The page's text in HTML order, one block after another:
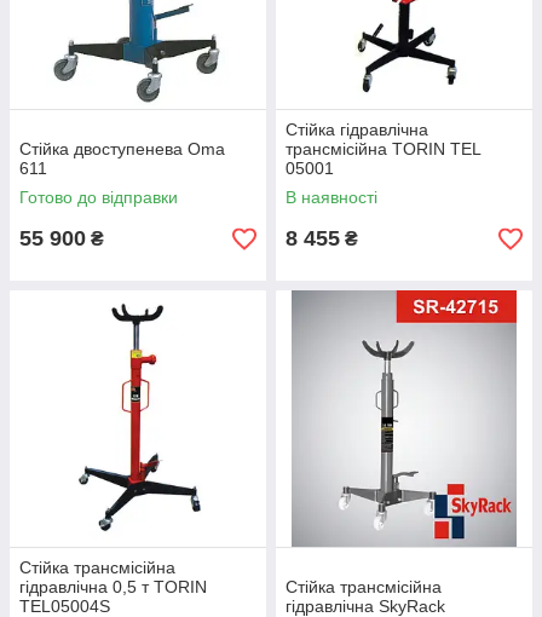
Стійка двоступенева Oma
611
Готово до відправки
55 900 ₴
Стійка гідравлічна
трансмісійна TORIN TEL
05001
В наявності
8 455 ₴
Стійка трансмісійна
гідравлічна 0,5 т TORIN
TEL05004S
Стійка трансмісійна
гідравлічна SkyRack